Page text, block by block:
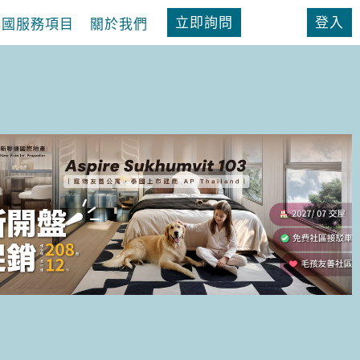
服務項目 關於我們 立即詢問 登入